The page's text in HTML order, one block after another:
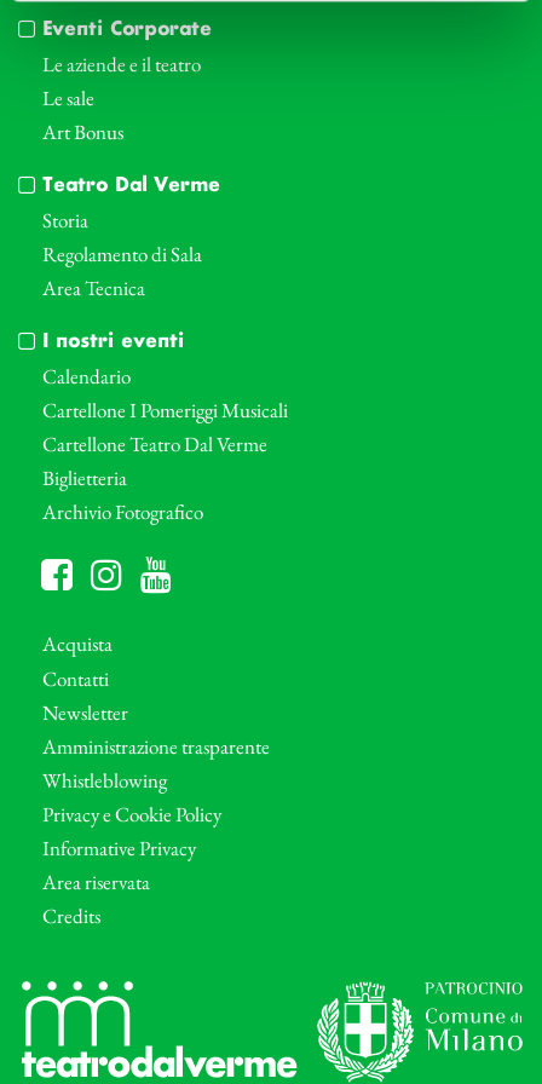
Eventi Corporate
Le aziende e il teatro
Le sale
Art Bonus
Teatro Dal Verme
Storia
Regolamento di Sala
Area Tecnica
I nostri eventi
Calendario
Cartellone I Pomeriggi Musicali
Cartellone Teatro Dal Verme
Biglietteria
Archivio Fotografico
Acquista
Contatti
Newsletter
Amministrazione trasparente
Whistleblowing
Privacy e Cookie Policy
Informative Privacy
Area riservata
Credits